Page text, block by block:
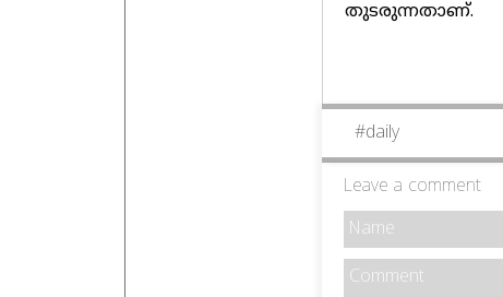
തുടരുന്നതാണ്.
#daily
Leave a comment